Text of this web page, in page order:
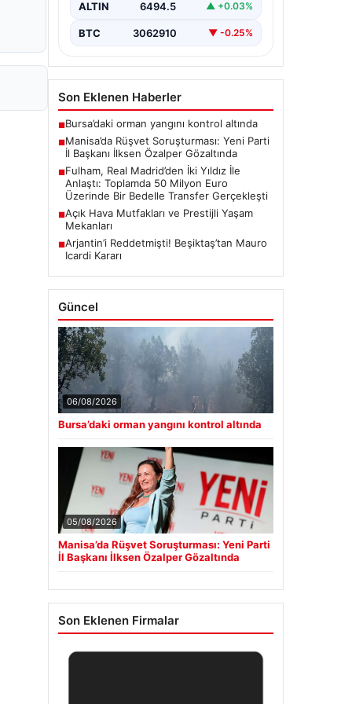
gözaltına…
ALTIN 6494.5 ▲ +0.03%
BTC 3062910 ▼ -0.25%
Son Eklenen Haberler
■Bursa’daki orman yangını kontrol altında
■Manisa’da Rüşvet Soruşturması: Yeni Parti
İl Başkanı İlksen Özalper Gözaltında
■Fulham, Real Madrid’den İki Yıldız İle
Anlaştı: Toplamda 50 Milyon Euro
Üzerinde Bir Bedelle Transfer Gerçekleşti
■Açık Hava Mutfakları ve Prestijli Yaşam
Mekanları
■Arjantin’i Reddetmişti! Beşiktaş’tan Mauro
Icardi Kararı
Güncel
06/08/2026
Bursa’daki orman yangını kontrol altında
05/08/2026
Manisa’da Rüşvet Soruşturması: Yeni Parti
İl Başkanı İlksen Özalper Gözaltında
Son Eklenen Firmalar